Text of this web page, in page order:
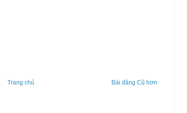
Bài đăng Cũ hơn
Trang chủ